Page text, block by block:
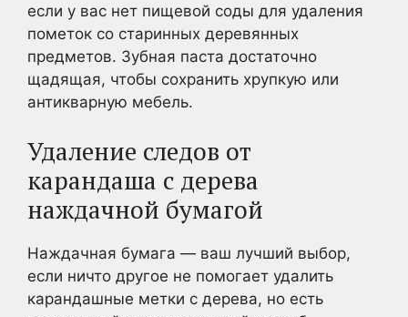
если у вас нет пищевой соды для удаления
пометок со старинных деревянных
предметов. Зубная паста достаточно
щадящая, чтобы сохранить хрупкую или
антикварную мебель.
Удаление следов от
карандаша с дерева
наждачной бумагой
Наждачная бумага — ваш лучший выбор,
если ничто другое не помогает удалить
карандашные метки с дерева, но есть